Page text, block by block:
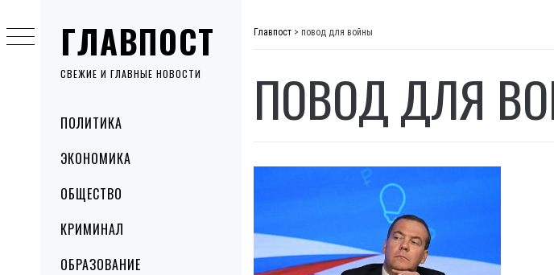
ГЛАВПОСТ
СВЕЖИЕ И ГЛАВНЫЕ НОВОСТИ
MenuПОЛИТИКА
ЭКОНОМИКА
ОБЩЕСТВО
КРИМИНАЛ
ОБРАЗОВАНИЕ
to
content
Главпост > повод для войны
ПОВОД ДЛЯ